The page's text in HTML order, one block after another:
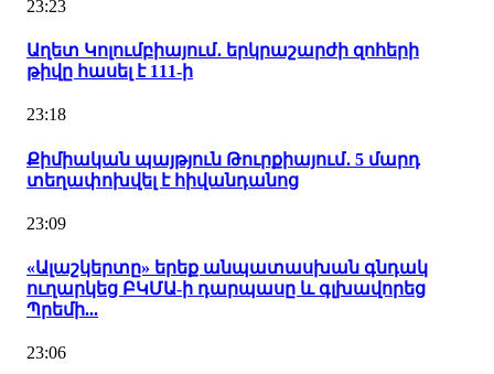
23:23
Աղետ Կոլումբիայում․ երկրաշարժի զոհերի
թիվը հասել է 111-ի
23:18
Քիմիական պայթյուն Թուրքիայում․ 5 մարդ
տեղափոխվել է հիվանդանոց
23:09
«Ալաշկերտը» երեք անպատասխան գնդակ
ուղարկեց ԲԿՄԱ-ի դարպասը և գլխավորեց
Պրեմի...
23:06